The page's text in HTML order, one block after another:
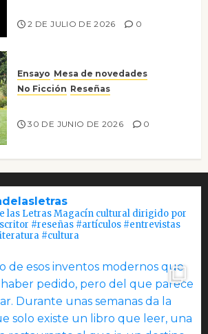
2 DE JULIO DE 2026 0
Ensayo Mesa de novedades
No Ficción Reseñas
30 DE JUNIO DE 2026 0
las Letras Magacín cultural dirigido por
#reseñas #artículos #entrevistas
#cultura